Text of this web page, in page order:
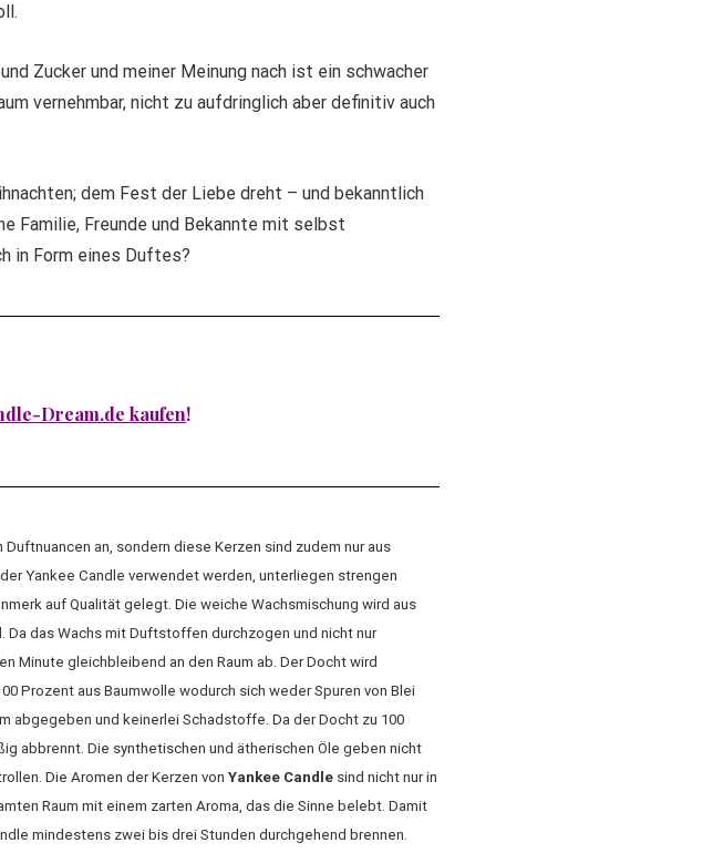
Zucker und meiner Meinung nach ist ein schwacher
vernehmbar, nicht zu aufdringlich aber definitiv auch
dem Fest der Liebe dreht – und bekanntlich
Familie, Freunde und Bekannte mit selbst
in Form eines Duftes?
Dream.de kaufen!
an, sondern diese Kerzen sind zudem nur aus
Yankee Candle verwendet werden, unterliegen strengen
auf Qualität gelegt. Die weiche Wachsmischung wird aus
das Wachs mit Duftstoffen durchzogen und nicht nur
Minute gleichbleibend an den Raum ab. Der Docht wird
Prozent aus Baumwolle wodurch sich weder Spuren von Blei
abgegeben und keinerlei Schadstoffe. Da der Docht zu 100
abbrennt. Die synthetischen und ätherischen Öle geben nicht
Die Aromen der Kerzen von Yankee Candle sind nicht nur in
Raum mit einem zarten Aroma, das die Sinne belebt. Damit
mindestens zwei bis drei Stunden durchgehend brennen.